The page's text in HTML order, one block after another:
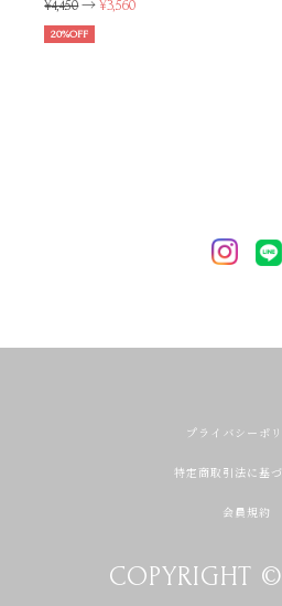
¥4,450→¥3,560
20%OFF
プライバシーポ
特定商取引法に基
会員規約
COPYRIGHT